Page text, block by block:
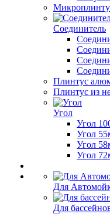
Соединитель
Плинтус
Плинтус из
Угол
Угол
Угол
Угол
Угол
Для
Для